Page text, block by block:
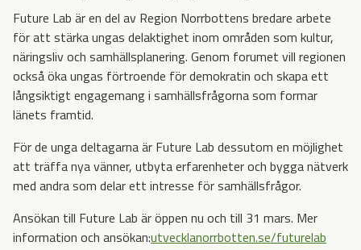
Future Lab är en del av Region Norrbottens bredare arbete
för att stärka ungas delaktighet inom områden som kultur,
näringsliv och samhällsplanering. Genom forumet vill regionen
också öka ungas förtroende för demokratin och skapa ett
långsiktigt engagemang i samhällsfrågorna som formar
länets framtid.
För de unga deltagarna är Future Lab dessutom en möjlighet
att träffa nya vänner, utbyta erfarenheter och bygga nätverk
med andra som delar ett intresse för samhällsfrågor.
Ansökan till Future Lab är öppen nu och till 31 mars. Mer
information och ansökan:utvecklanorrbotten.se/futurelab